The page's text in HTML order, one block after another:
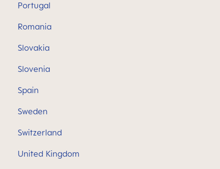
Portugal
Romania
Slovakia
Slovenia
Spain
Sweden
Switzerland
United Kingdom